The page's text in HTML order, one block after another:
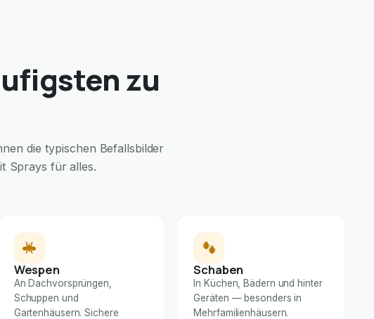
zu
die typischen Befallsbilder
Sprays für alles.
Wespen
An Dachvorsprüngen,
Schuppen und
Gartenhäusern. Sichere
Schaben
In Küchen, Bädern und hinter
Geräten — besonders in
Mehrfamilienhäusern.